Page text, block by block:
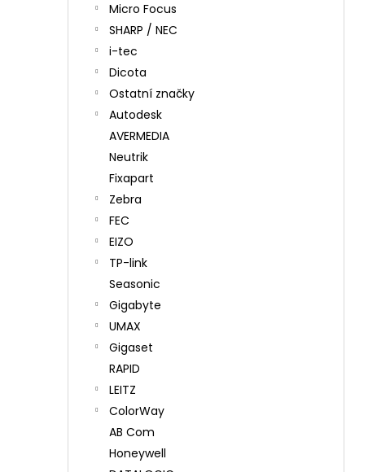
Micro Focus
SHARP / NEC
i-tec
Dicota
Ostatní značky
Autodesk
AVERMEDIA
Neutrik
Fixapart
Zebra
FEC
EIZO
TP-link
Seasonic
Gigabyte
UMAX
Gigaset
RAPID
LEITZ
ColorWay
AB Com
Honeywell